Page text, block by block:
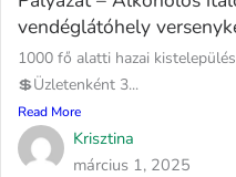
vendéglátóhely
1000 fő alatti hazai
💲Üzletenként 3...
Read More
Krisztina
március 1, 2025